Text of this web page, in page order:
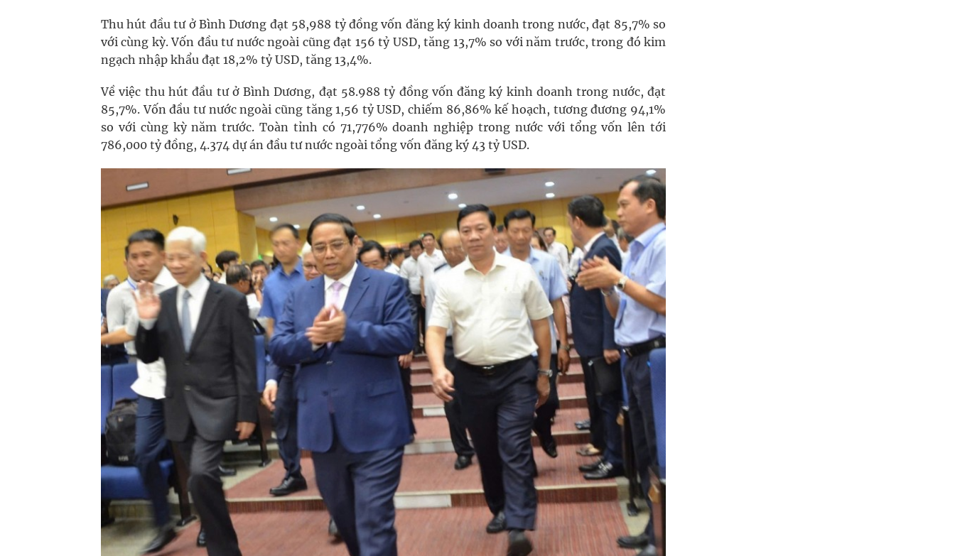
Thu hút đầu tư ở Bình Dương đạt 58,988 tỷ đồng vốn đăng ký kinh doanh trong nước, đạt 85,7% so
với cùng kỳ. Vốn đầu tư nước ngoài cũng đạt 156 tỷ USD, tăng 13,7% so với năm trước, trong đó kim
ngạch nhập khẩu đạt 18,2% tỷ USD, tăng 13,4%.
Về việc thu hút đầu tư ở Bình Dương, đạt 58.988 tỷ đồng vốn đăng ký kinh doanh trong nước, đạt
85,7%. Vốn đầu tư nước ngoài cũng tăng 1,56 tỷ USD, chiếm 86,86% kế hoạch, tương đương 94,1%
so với cùng kỳ năm trước. Toàn tỉnh có 71,776% doanh nghiệp trong nước với tổng vốn lên tới
786,000 tỷ đồng, 4.374 dự án đầu tư nước ngoài tổng vốn đăng ký 43 tỷ USD.